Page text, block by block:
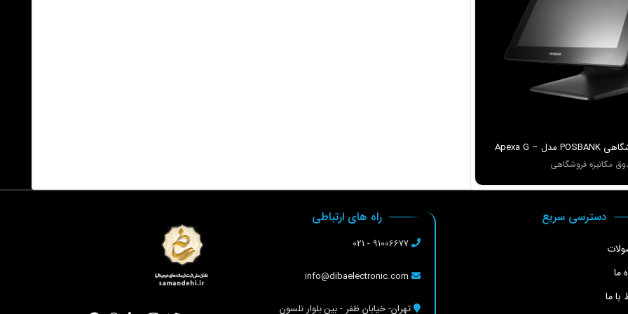
صندوق فروشگاهي POSBANK مدل Apexa G –
مکانیزه فروشگاهی
دسترسی سریع
ما
با ما
راه های ارتباطی
تهران- خیابان ظفر - بین بلوار نلسون